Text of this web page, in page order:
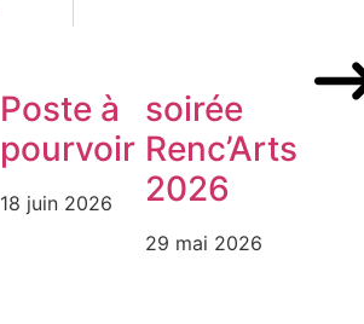
Poste à
pourvoir
18 juin 2026
soirée
Renc’Arts
2026
29 mai 2026